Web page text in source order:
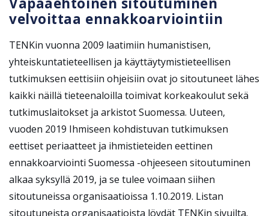
velvoittaa ennakkoarviointiin
TENKin vuonna 2009 laatimiin humanistisen,
yhteiskuntatieteellisen ja käyttäytymistieteellisen
tutkimuksen eettisiin ohjeisiin ovat jo sitoutuneet lähes
kaikki näillä tieteenaloilla toimivat korkeakoulut sekä
tutkimuslaitokset ja arkistot Suomessa. Uuteen,
vuoden 2019 Ihmiseen kohdistuvan tutkimuksen
eettiset periaatteet ja ihmistieteiden eettinen
ennakkoarviointi Suomessa -ohjeeseen sitoutuminen
alkaa syksyllä 2019, ja se tulee voimaan siihen
sitoutuneissa organisaatioissa 1.10.2019. Listan
sitoutuneista organisaatioista löydät TENKin sivuilta.